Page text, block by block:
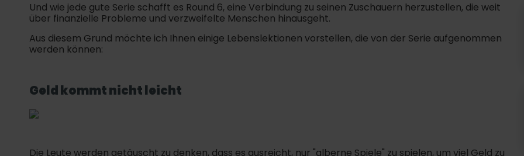
Und wie jede gute Serie schafft es Round 6, eine Verbindung zu seinen Zuschauern herzustellen, die weit
über finanzielle Probleme und verzweifelte Menschen hinausgeht.
Aus diesem Grund möchte ich Ihnen einige Lebenslektionen vorstellen, die von der Serie aufgenommen
werden können:
Geld kommt nicht leicht
Die Leute werden getäuscht zu denken, dass es ausreicht, nur "alberne Spiele" zu spielen, um viel Geld zu